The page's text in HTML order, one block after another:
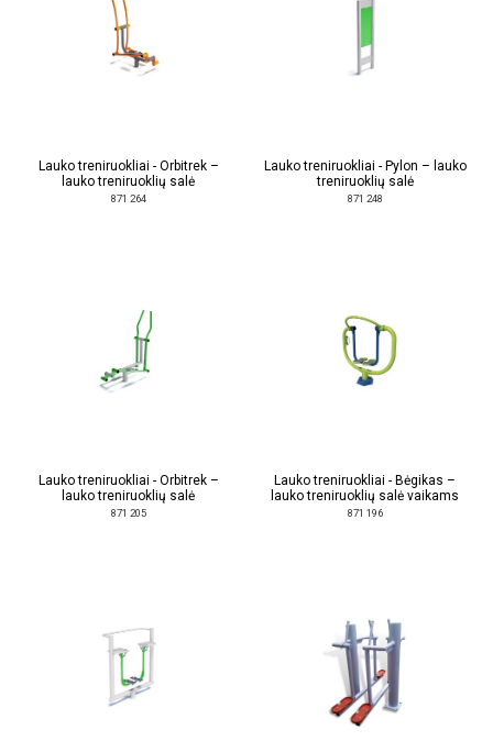
Lauko treniruokliai - Orbitrek –
lauko treniruoklių salė
871 264
Lauko treniruokliai - Pylon – lauko
treniruoklių salė
871 248
Lauko treniruokliai - Orbitrek –
lauko treniruoklių salė
871 205
Lauko treniruokliai - Bėgikas –
lauko treniruoklių salė vaikams
871 196